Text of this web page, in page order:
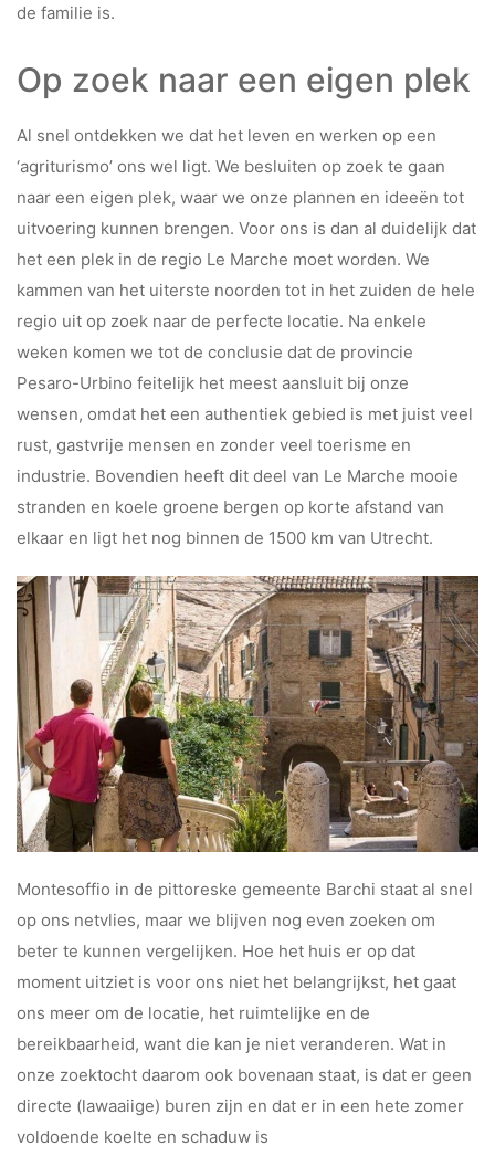
de familie is.
Op zoek naar een eigen plek
Al snel ontdekken we dat het leven en werken op een
‘agriturismo’ ons wel ligt. We besluiten op zoek te gaan
naar een eigen plek, waar we onze plannen en ideeën tot
uitvoering kunnen brengen. Voor ons is dan al duidelijk dat
het een plek in de regio Le Marche moet worden. We
kammen van het uiterste noorden tot in het zuiden de hele
regio uit op zoek naar de perfecte locatie. Na enkele
weken komen we tot de conclusie dat de provincie
Pesaro-Urbino feitelijk het meest aansluit bij onze
wensen, omdat het een authentiek gebied is met juist veel
rust, gastvrije mensen en zonder veel toerisme en
industrie. Bovendien heeft dit deel van Le Marche mooie
stranden en koele groene bergen op korte afstand van
elkaar en ligt het nog binnen de 1500 km van Utrecht.
Montesoffio in de pittoreske gemeente Barchi staat al snel
op ons netvlies, maar we blijven nog even zoeken om
beter te kunnen vergelijken. Hoe het huis er op dat
moment uitziet is voor ons niet het belangrijkst, het gaat
ons meer om de locatie, het ruimtelijke en de
bereikbaarheid, want die kan je niet veranderen. Wat in
onze zoektocht daarom ook bovenaan staat, is dat er geen
directe (lawaaiige) buren zijn en dat er in een hete zomer
voldoende koelte en schaduw is